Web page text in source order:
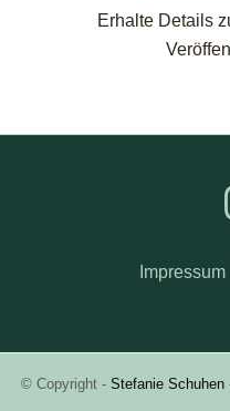
Erhalte Details
Impressum
© Copyright - Stefanie Schuhen